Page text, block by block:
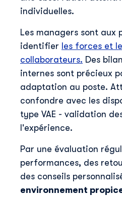
individuelles.
Les managers sont aux
identifier les forces et
collaborateurs. Des
internes sont précieux
adaptation au poste.
confondre avec les
type VAE - validation
l'expérience.
Par une évaluation
performances, des
des conseils
environnement